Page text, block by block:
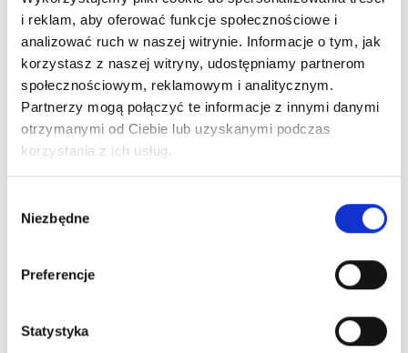
i reklam, aby oferować funkcje społecznościowe i
analizować ruch w naszej witrynie. Informacje o tym, jak
korzystasz z naszej witryny, udostępniamy partnerom
społecznościowym, reklamowym i analitycznym.
Partnerzy mogą połączyć te informacje z innymi danymi
otrzymanymi od Ciebie lub uzyskanymi podczas
korzystania z ich usług.
zgody
Niezbędne
Preferencje
Statystyka
Nr Art.:235321
Łącznik L=80mm
pionowym
14,50
Nr Art.:24716
Boczna płyta
montażowa LHR
Cena detaliczna (brutto)
oczekiwanie na dostawę